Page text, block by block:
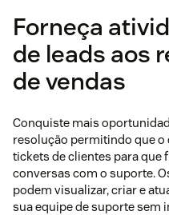
Forneça
de leads aos
de vendas
Conquiste mais
resolução permitindo que o
tickets de clientes para que
conversas com o suporte.
podem visualizar, criar e
sua equipe de suporte sem